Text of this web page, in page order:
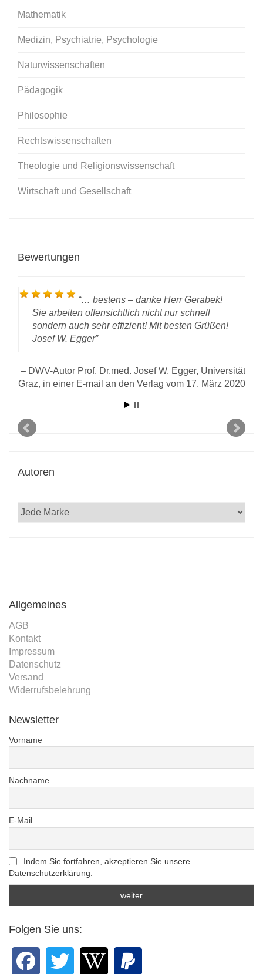
Mathematik
Medizin, Psychiatrie, Psychologie
Naturwissenschaften
Pädagogik
Philosophie
Rechtswissenschaften
Theologie und Religionswissenschaft
Wirtschaft und Gesellschaft
Bewertungen
… bestens – danke Herr Gerabek!
Sie arbeiten offensichtlich nicht nur schnell
sondern auch sehr effizient! Mit besten Grüßen!
Josef W. Egger
DWV-Autor Prof. Dr.med. Josef W. Egger, Universität
Graz, in einer E-mail an den Verlag vom 17. März 2020
Autoren
Allgemeines
AGB
Kontakt
Impressum
Datenschutz
Versand
Widerrufsbelehrung
Newsletter
Vorname
Nachname
E-Mail
Indem Sie fortfahren, akzeptieren Sie unsere
Datenschutzerklärung.
Folgen Sie uns: